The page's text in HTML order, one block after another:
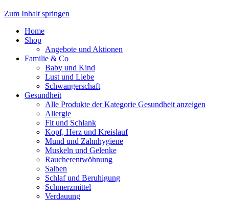
Zum Inhalt springen
Home
Shop
Angebote und Aktionen
Familie & Co
Baby und Kind
Lust und Liebe
Schwangerschaft
Gesundheit
Alle Produkte der Kategorie Gesundheit anzeigen
Allergie
Fit und Schlank
Kopf, Herz und Kreislauf
Mund und Zahnhygiene
Muskeln und Gelenke
Raucherentwöhnung
Salben
Schlaf und Beruhigung
Schmerzmittel
Verdauung